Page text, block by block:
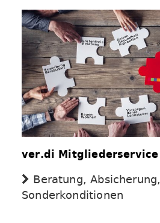
ver.di Mitgliederservice
Beratung, Absicherung,
Sonderkonditionen